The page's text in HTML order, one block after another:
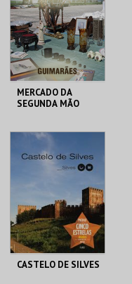
MAIS INFO
COMPRAR
MERCADO DA
SEGUNDA MÃO
MERCADO
MUNICIPAL GMR
INSCREVER
CASTELO DE SILVES